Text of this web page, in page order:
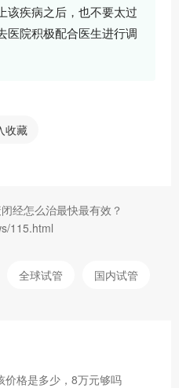
该疾病之后，也不要太过
医院积极配合医生进行调
收藏
经怎么治最快最有效？
115.html
全球试管 国内试管
价格是多少，8万元够吗